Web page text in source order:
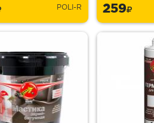
POLI-R 259